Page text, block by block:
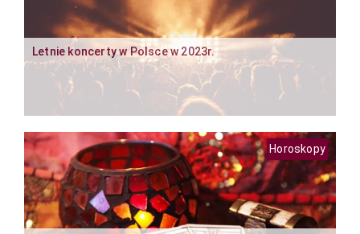
Letnie koncerty w Polsce w 2023r.
Horoskopy